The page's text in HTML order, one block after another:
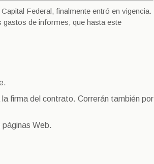
Federal, finalmente entró en vigencia.
de informes, que hasta este
firma del contrato. Correrán también por
páginas Web.